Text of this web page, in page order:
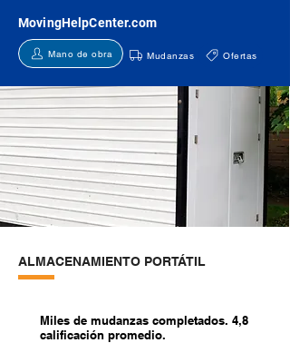
MovingHelpCenter.com
Mano de obra Mudanzas Ofertas
ALMACENAMIENTO PORTÁTIL
Miles de mudanzas completados. 4,8
calificación promedio.